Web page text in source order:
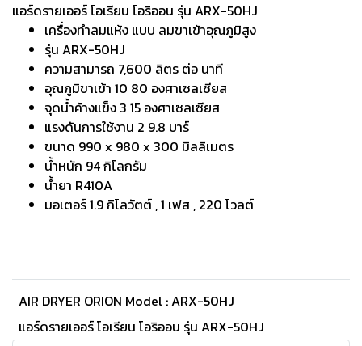
แอร์ดรายเออร์ โอเรียน โอริออน รุ่น ARX-50HJ
เครื่องทำลมแห้ง แบบ ลมขาเข้าอุณภูมิสูง
รุ่น ARX-50HJ
ความสามารถ 7,600 ลิตร ต่อ นาที
อุณภูมิขาเข้า 10 80 องศาเซลเซียส
จุดน้ำค้างแข็ง 3 15 องศาเซลเซียส
แรงดันการใช้งาน 2 9.8 บาร์
ขนาด 990 x 980 x 300 มิลลิเมตร
น้ำหนัก 94 กิโลกรัม
น้ำยา R410A
มอเตอร์ 1.9 กิโลวัตต์ , 1 เฟส , 220 โวลต์
AIR DRYER ORION Model : ARX-50HJ
แอร์ดรายเออร์ โอเรียน โอริออน รุ่น ARX-50HJ